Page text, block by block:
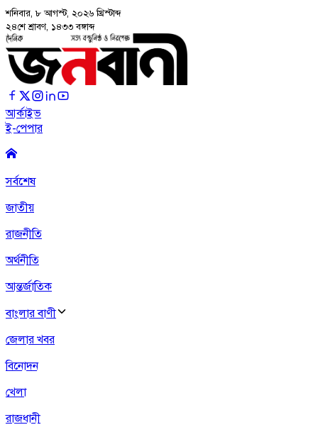
শনিবার, ৮ আগস্ট, ২০২৬ খ্রিস্টাব্দ
২৪শে শ্রাবণ, ১৪৩৩ বঙ্গাব্দ
আর্কাইভ
ই-পেপার
সর্বশেষ
জাতীয়
রাজনীতি
অর্থনীতি
আন্তর্জাতিক
বাংলার বাণী
জেলার খবর
বিনোদন
খেলা
রাজধানী